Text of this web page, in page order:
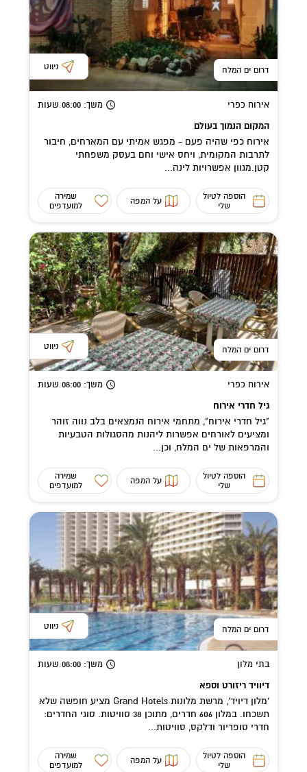
דרום ים המלח ניווט
אירוח כפרי משך: 08:00 שעות
המקום הנמוך בעולם
אירוח כפי שהיה פעם - מפגש אמיתי עם המארחים, חיבור
לתרבות המקומית, ויחס אישי וחם בעסק משפחתי
קטן.מגוון אפשרויות לינה...
הוספה לטיול
שלי
על המפה
שמירה
למועדפים
דרום ים המלח ניווט
אירוח כפרי משך: 08:00 שעות
גיל חדרי אירוח
"גיל חדרי אירוח", מתחמי אירוח הנמצאים בלב נווה זוהר
ומציעים לאורחים אפשרות ליהנות מהסגולות הטבעיות
והמרפאות של ים המלח, וכן...
הוספה לטיול
שלי
על המפה
שמירה
למועדפים
דרום ים המלח ניווט
בתי מלון משך: 08:00 שעות
דיוויד ריזורט וספא
'מלון דיויד', מרשת מלונות Grand Hotels מציע חופשה שלא
תשכחו. במלון 606 חדרים, מתוכן 38 סוויטות. סוגי החדרים:
חדרי סופריור ודלקס, סוויטות...
הוספה לטיול
שלי
על המפה
שמירה
למועדפים